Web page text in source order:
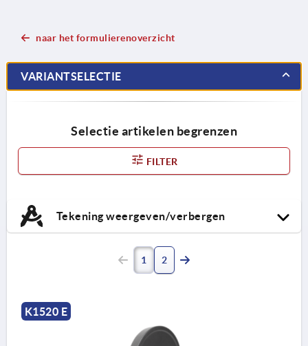
naar het formulierenoverzicht
VARIANTSELECTIE
Selectie artikelen begrenzen
FILTER
Tekening weergeven/verbergen
1 2
K1520 E